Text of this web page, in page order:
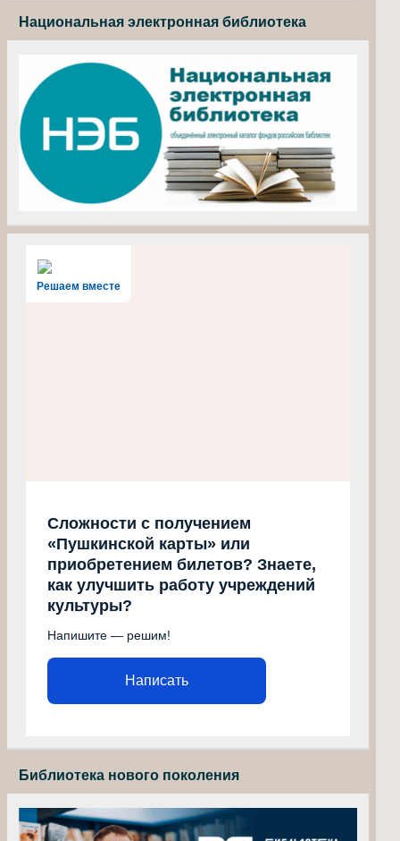
Национальная электронная библиотека
Решаем вместе
Сложности с получением
«Пушкинской карты» или
приобретением билетов? Знаете,
как улучшить работу учреждений
культуры?
Напишите — решим!
Написать
Библиотека нового поколения